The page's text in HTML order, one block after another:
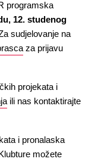
programska
12. studenog
sudjelovanje na
za prijavu
projekata i
ili nas kontaktirajte
i pronalaska
možete